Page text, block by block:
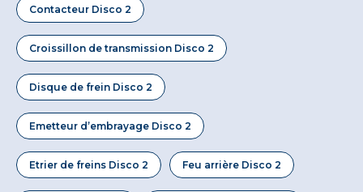
Contacteur Disco 2
Croissillon de transmission Disco 2
Disque de frein Disco 2
Emetteur d’embrayage Disco 2
Etrier de freins Disco 2 Feu arrière Disco 2